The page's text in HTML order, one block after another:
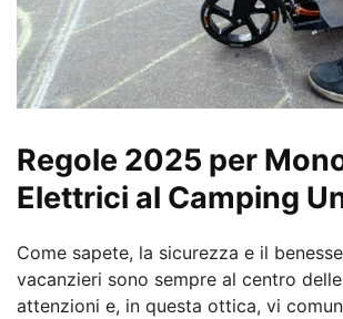
Regole 2025 per
Elettrici al Camping
Come sapete, la sicurezza e il
vacanzieri sono sempre al centro
attenzioni e, in questa ottica, vi